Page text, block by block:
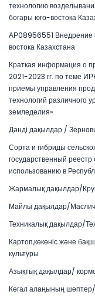
технологию
богары юго-востока
АР08956551 Внедрение
востока Казахстана
Краткая информация о
2021-2023 гг. по теме
приемы управления
технологий различного
земледелия»
Дәнді дақылдар /
Сорта и гибриды
государственный
использованию в
Жармалық дақылдар/
Майлы дақылдар/
Техникалық дақылдар/
Картоп,көкөніс және
культуры
Азықтық дақылдар/
Көгал алаңының